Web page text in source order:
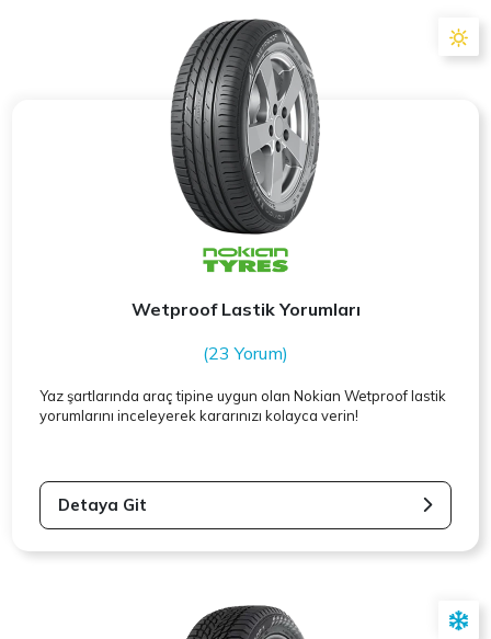
Wetproof Lastik Yorumları
(23 Yorum)
Yaz şartlarında araç tipine uygun olanNokian Wetproof lastik
yorumlarını inceleyerek kararınızı kolayca verin!
Detaya Git